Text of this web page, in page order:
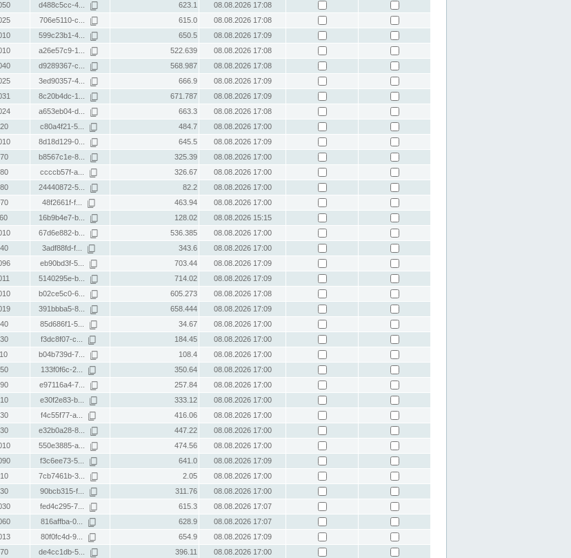
d488c5cc-4... 623.1
08.08.2026 17:08
706e5110-c... 615.0
08.08.2026 17:08
599c23b1-4... 650.5
08.08.2026 17:09
a26e57c9-1... 522.639
08.08.2026 17:08
d9289367-c... 568.987
08.08.2026 17:08
3ed90357-4... 666.9
08.08.2026 17:09
8c20b4dc-1... 671.787
08.08.2026 17:09
a653eb04-d... 663.3
08.08.2026 17:08
c80a4f21-5... 484.7
08.08.2026 17:00
8d18d129-0... 645.5
08.08.2026 17:09
b8567c1e-8... 325.39
08.08.2026 17:00
ccccb57f-a... 326.67
08.08.2026 17:00
24440872-5... 82.2
08.08.2026 17:00
48f2661f-f... 463.94
08.08.2026 17:00
16b9b4e7-b... 128.02
08.08.2026 15:15
67d6e882-b... 536.385
08.08.2026 17:00
3adf88fd-f... 343.6
08.08.2026 17:00
eb90bd3f-5... 703.44
08.08.2026 17:09
5140295e-b... 714.02
08.08.2026 17:09
b02ce5c0-6... 605.273
08.08.2026 17:08
391bbba5-8... 658.444
08.08.2026 17:09
85d686f1-5... 34.67
08.08.2026 17:00
f3dc8f07-c... 184.45
08.08.2026 17:00
b04b739d-7... 108.4
08.08.2026 17:00
133f0f6c-2... 350.64
08.08.2026 17:00
e97116a4-7... 257.84
08.08.2026 17:00
e30f2e83-b... 333.12
08.08.2026 17:00
f4c55f77-a... 416.06
08.08.2026 17:00
e32b0a28-8... 447.22
08.08.2026 17:00
550e3885-a... 474.56
08.08.2026 17:00
f3c6ee73-5... 641.0
08.08.2026 17:09
7cb7461b-3... 2.05
08.08.2026 17:00
90bcb315-f... 311.76
08.08.2026 17:00
fed4c295-7... 615.3
08.08.2026 17:07
816affba-0... 628.9
08.08.2026 17:07
80f0fc4d-9... 654.9
08.08.2026 17:09
de4cc1db-5... 396.11 08.08.2026 17:00